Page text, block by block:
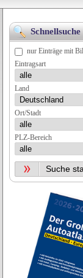
Schnellsuche
nur Einträge mit
Eintragsart
Land
Ort/Stadt
PLZ-Bereich